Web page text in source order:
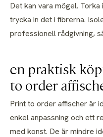
Det kan vara mögel.
trycka in det i fibrerna.
professionell rådgivning,
en praktisk
to order
Print to order affischer är
enkel anpassning och ett
med konst. De är mindre